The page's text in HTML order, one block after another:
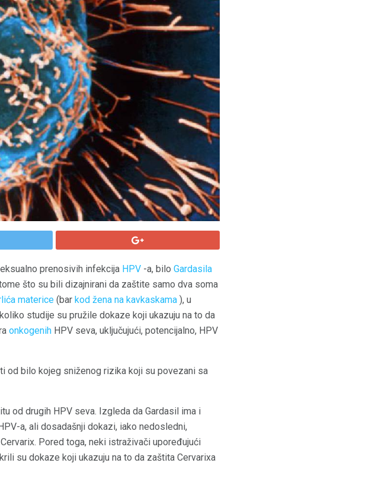
prenosivih infekcija HPV -a, bilo Gardasila
što su bili dizajnirani da zaštite samo dva soma
materice (bar kod žena na kavkaskama ), u
studije su pružile dokaze koji ukazuju na to da
onkogenih HPV seva, uključujući, potencijalno, HPV
od bilo kojeg sniženog rizika koji su povezani sa
od drugih HPV seva. Izgleda da Gardasil ima i
a, ali dosadašnji dokazi, iako nedosledni,
Pored toga, neki istraživači upoređujući
su dokaze koji ukazuju na to da zaštita Cervarixa